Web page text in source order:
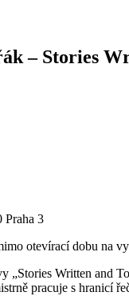
– Stories
Praha 3
otevírací dobu na
„Stories Written and
pracuje s hranicí